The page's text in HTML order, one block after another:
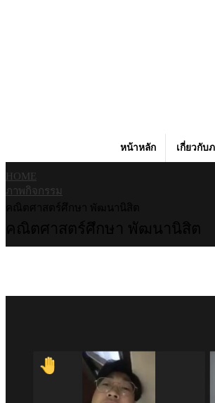
หน้าหลัก เกี่ยวกับ
HOME
ภาพกิจกรรม